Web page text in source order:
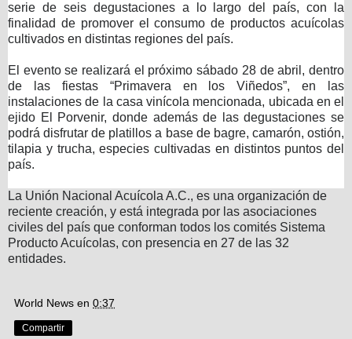
serie de seis degustaciones a lo largo del país, con la
finalidad de promover el consumo de productos acuícolas
cultivados en distintas regiones del país.
El evento se realizará el próximo sábado 28 de abril, dentro
de las fiestas “Primavera en los Viñedos”, en las
instalaciones de la casa vinícola mencionada, ubicada en el
ejido El Porvenir, donde además de las degustaciones se
podrá disfrutar de platillos a base de bagre, camarón, ostión,
tilapia y trucha, especies cultivadas en distintos puntos del
país.
La Unión Nacional Acuícola A.C., es una organización de
reciente creación, y está integrada por las asociaciones
civiles del país que conforman todos los comités Sistema
Producto Acuícolas, con presencia en 27 de las 32
entidades.
World News en 0:37
Compartir